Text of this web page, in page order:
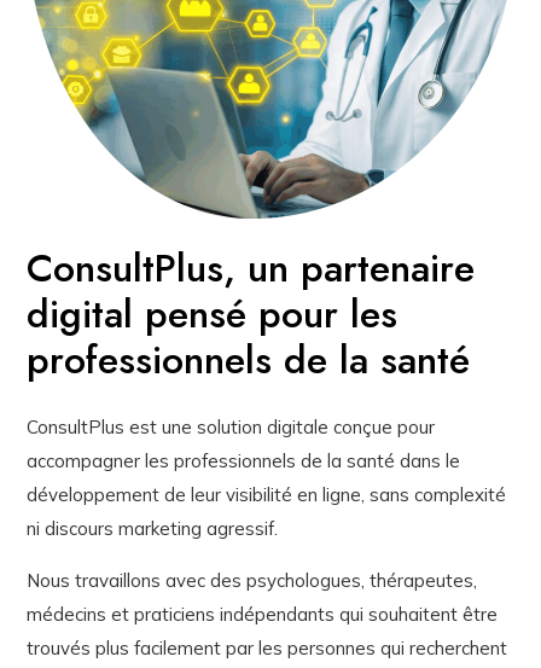
ConsultPlus, un partenaire
digital pensé pour les
professionnels de la santé
ConsultPlus est une solution digitale conçue pour
accompagner les professionnels de la santé dans le
développement de leur visibilité en ligne, sans complexité
ni discours marketing agressif.
Nous travaillons avec des psychologues, thérapeutes,
médecins et praticiens indépendants qui souhaitent être
trouvés plus facilement par les personnes qui recherchent